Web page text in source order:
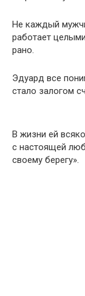
Не каждый
работает
рано.
Эдуард все
стало залогом
В жизни ей
с настоящей
своему берегу».